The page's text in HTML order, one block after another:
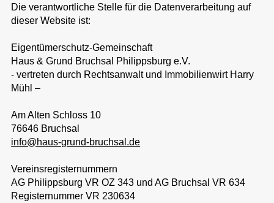
Die verantwortliche Stelle für die Datenverarbeitung auf
dieser Website ist:
Eigentümerschutz-Gemeinschaft
Haus & Grund Bruchsal Philippsburg e.V.
- vertreten durch Rechtsanwalt und Immobilienwirt Harry
Mühl –
Am Alten Schloss 10
76646 Bruchsal
info@haus-grund-bruchsal.de
Vereinsregisternummern
AG Philippsburg VR OZ 343 und AG Bruchsal VR 634
Registernummer VR 230634